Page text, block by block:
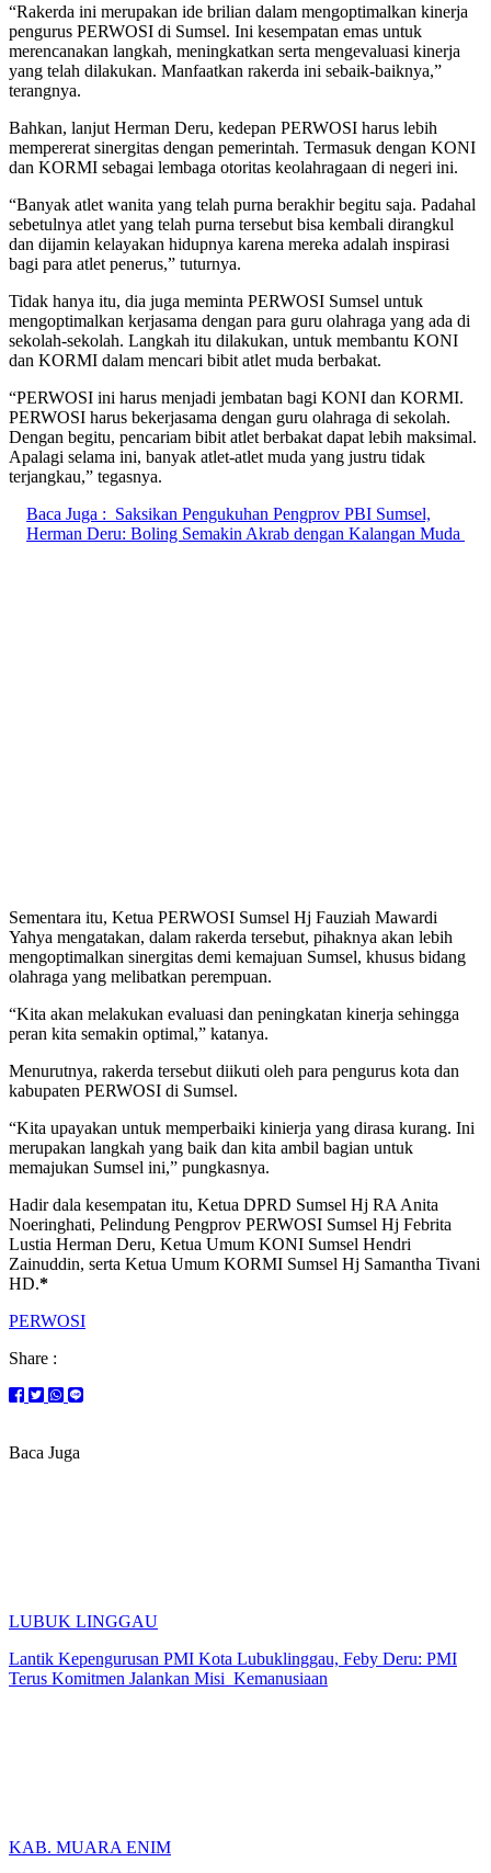
“Rakerda ini merupakan ide brilian dalam mengoptimalkan kinerja
pengurus PERWOSI di Sumsel. Ini kesempatan emas untuk
merencanakan langkah, meningkatkan serta mengevaluasi kinerja
yang telah dilakukan. Manfaatkan rakerda ini sebaik-baiknya,”
terangnya.
Bahkan, lanjut Herman Deru, kedepan PERWOSI harus lebih
mempererat sinergitas dengan pemerintah. Termasuk dengan KONI
dan KORMI sebagai lembaga otoritas keolahragaan di negeri ini.
“Banyak atlet wanita yang telah purna berakhir begitu saja. Padahal
sebetulnya atlet yang telah purna tersebut bisa kembali dirangkul
dan dijamin kelayakan hidupnya karena mereka adalah inspirasi
bagi para atlet penerus,” tuturnya.
Tidak hanya itu, dia juga meminta PERWOSI Sumsel untuk
mengoptimalkan kerjasama dengan para guru olahraga yang ada di
sekolah-sekolah. Langkah itu dilakukan, untuk membantu KONI
dan KORMI dalam mencari bibit atlet muda berbakat.
“PERWOSI ini harus menjadi jembatan bagi KONI dan KORMI.
PERWOSI harus bekerjasama dengan guru olahraga di sekolah.
Dengan begitu, pencariam bibit atlet berbakat dapat lebih maksimal.
Apalagi selama ini, banyak atlet-atlet muda yang justru tidak
terjangkau,” tegasnya.
Baca Juga : Saksikan Pengukuhan Pengprov PBI Sumsel,
Herman Deru: Boling Semakin Akrab dengan Kalangan Muda
Sementara itu, Ketua PERWOSI Sumsel Hj Fauziah Mawardi
Yahya mengatakan, dalam rakerda tersebut, pihaknya akan lebih
mengoptimalkan sinergitas demi kemajuan Sumsel, khusus bidang
olahraga yang melibatkan perempuan.
“Kita akan melakukan evaluasi dan peningkatan kinerja sehingga
peran kita semakin optimal,” katanya.
Menurutnya, rakerda tersebut diikuti oleh para pengurus kota dan
kabupaten PERWOSI di Sumsel.
“Kita upayakan untuk memperbaiki kinierja yang dirasa kurang. Ini
merupakan langkah yang baik dan kita ambil bagian untuk
memajukan Sumsel ini,” pungkasnya.
Hadir dala kesempatan itu, Ketua DPRD Sumsel Hj RA Anita
Noeringhati, Pelindung Pengprov PERWOSI Sumsel Hj Febrita
Lustia Herman Deru, Ketua Umum KONI Sumsel Hendri
Zainuddin, serta Ketua Umum KORMI Sumsel Hj Samantha Tivani
HD.*
PERWOSI
Share :
Baca Juga
LUBUK LINGGAU
Lantik Kepengurusan PMI Kota Lubuklinggau, Feby Deru: PMI
Terus Komitmen Jalankan Misi Kemanusiaan
KAB. MUARA ENIM